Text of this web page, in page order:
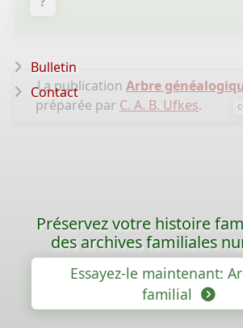
La publication Arbre
préparée par C. A. B. Ufkes.
Bulletin
Contact
Préservez votre histoire
des archives familiales
Essayez-le maintenant:
familial